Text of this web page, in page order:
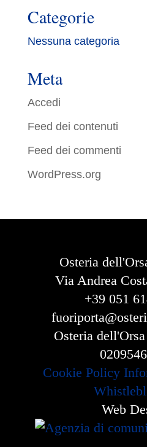
Categorie
Nessuna categoria
Meta
Accedi
Feed dei contenuti
Feed dei commenti
WordPress.org
Osteria
Via Andrea
+39 051
Osteria
Cookie Policy
Web